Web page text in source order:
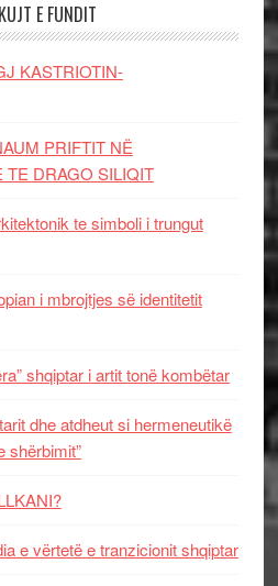
E FUNDIT
KASTRIOTIN-
PRIFTIT NË
TE DRAGO SILIQIT
te simboli i trungut
i mbrojtjes së identitetit
shqiptar i artit tonë kombëtar
dhe atdheut si hermeneutikë
shërbimit”
e vërtetë e tranzicionit shqiptar